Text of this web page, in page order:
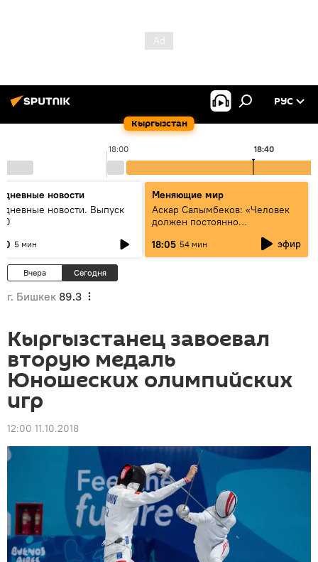
Кыргызстан
РУС
18:00 18:40
новости
новости. Выпуск
5 мин
Меняющие мир
Аскар Салымбеков: «Человек
должен постоянно
18:05 54 мин эфир
Вчера Сегодня
г. Бишкек 89.3
Кыргызстанец завоевал
вторую медаль
Юношеских олимпийских
игр
12:00 11.10.2018